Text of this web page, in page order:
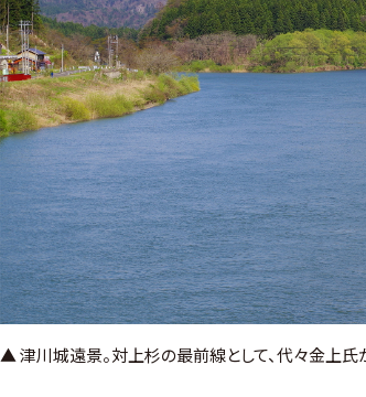
▲ 津川城遠景。対上杉の最前線として、代々金上氏